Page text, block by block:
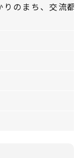
のまち、交流都